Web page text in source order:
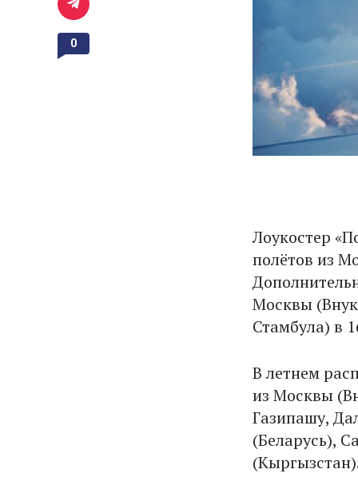
Лоукостер
полётов из
Москвы
Стамбула) в
В летнем
из Москвы
Газипашу,
(Беларусь),
0